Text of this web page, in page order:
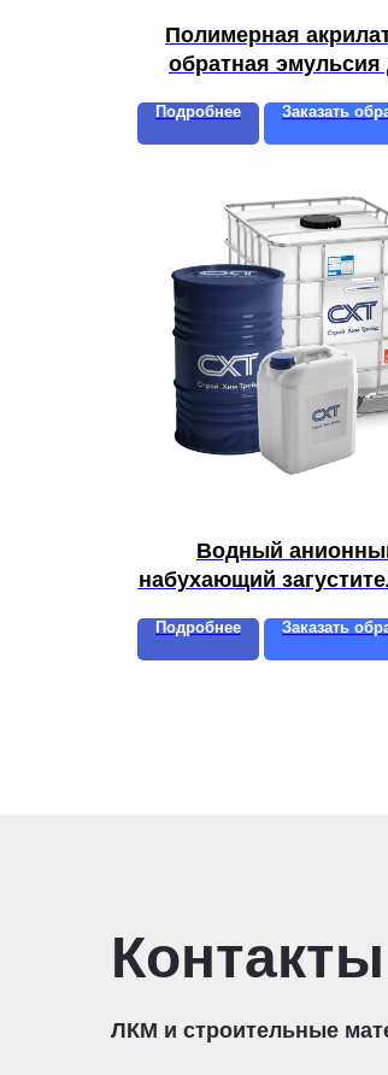
Полимерная
обратная эмульсия
печати по ткани MAR
710
Подробнее Заказать
Водный
набухающий
краски и латексных
MAR KA 800
Подробнее Заказать
ЛКМ и строительные